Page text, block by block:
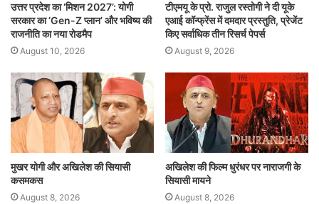
उत्तर प्रदेश का ‘मिशन 2027’: योगी
सरकार का ‘Gen-Z प्लान’ और भविष्य की
राजनीति का नया रोडमैप
August 10, 2026
टीएमयू के प्रो. राजुल रस्तोगी ने दी यूके
एआई कॉन्फ्रेंस में दमदार प्रस्तुति, प्रेजेंट
किए सर्वाधिक तीन रिसर्च पेपर्स
August 9, 2026
मुखर योगी और अखिलेश की सियासी
कसमकस
August 8, 2026
अखिलेश की फिल्म धुरंधर पर नाराजगी के
सियासी मायने
August 8, 2026